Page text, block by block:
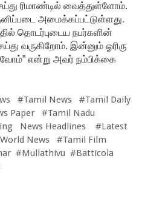
ரிமாண்டில் வைத்துள்ளோம்.
அமைக்கப்பட்டுள்ளது.
தொடர்புடைய நபர்களின்
வருகிறோம். இன்னும் ஓரிரு
என்று அவர் நம்பிக்கை
#Tamil News #Tamil Daily
Paper #Tamil Nadu
News Headlines #Latest
News #Tamil Film
#Mullathivu #Batticola